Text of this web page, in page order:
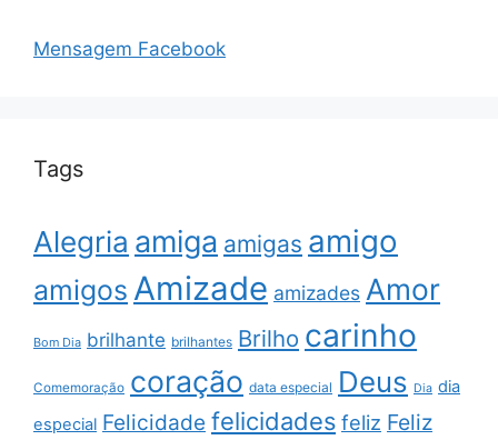
Mensagem Facebook
Tags
Alegria amiga amigas amigo
amigos Amizade amizades Amor
Bom Dia brilhante brilhantes Brilho carinho
Comemoração coração data especial Deus Dia dia
especial Felicidade felicidades feliz Feliz